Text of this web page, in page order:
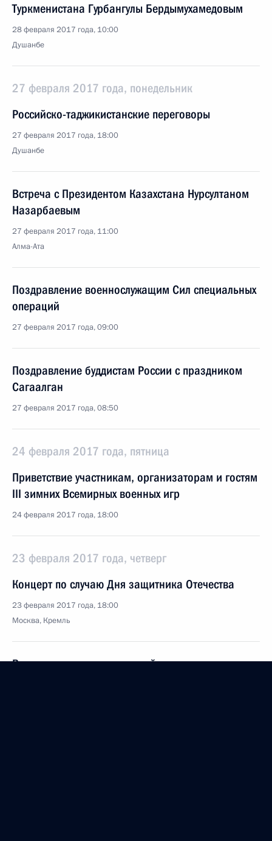
Туркменистана Гурбангулы Бердымухамедовым
28 февраля 2017 года, 10:00
Душанбе
27 февраля 2017 года, понедельник
Российско-таджикистанские переговоры
27 февраля 2017 года, 18:00
Душанбе
Встреча с Президентом Казахстана Нурсултаном
Назарбаевым
27 февраля 2017 года, 11:00
Алма-Ата
Поздравление военнослужащим Сил специальных
операций
27 февраля 2017 года, 09:00
Поздравление буддистам России с праздником
Сагаалган
27 февраля 2017 года, 08:50
24 февраля 2017 года, пятница
Приветствие участникам, организаторам и гостям
III зимних Всемирных военных игр
24 февраля 2017 года, 18:00
23 февраля 2017 года, четверг
Концерт по случаю Дня защитника Отечества
23 февраля 2017 года, 18:00
Москва, Кремль
Встреча с главами делегаций государств –